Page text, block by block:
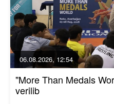
06.08.2026, 12:54
"More Than Medals
verilib